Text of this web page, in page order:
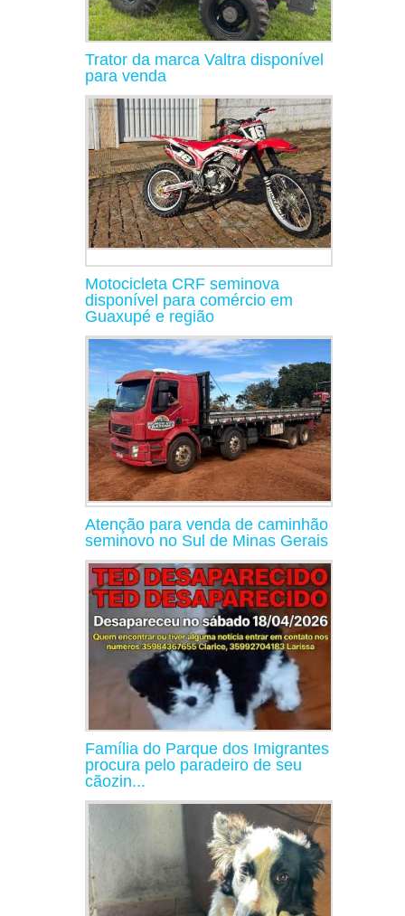
Trator da marca Valtra disponível
para venda
Motocicleta CRF seminova
disponível para comércio em
Guaxupé e região
Atenção para venda de caminhão
seminovo no Sul de Minas Gerais
Família do Parque dos Imigrantes
procura pelo paradeiro de seu
cãozin...